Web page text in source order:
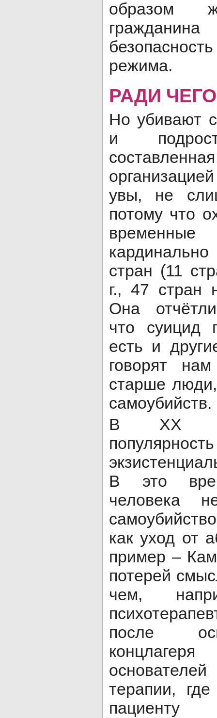
образом
режима.
РАДИ
Но убивают
и
увы, не
потому что
стран (11
г., 47 стран
Она
что суицид
есть и
говорят
старше
В XX
В это
человека
как уход от
пример –
потерей
чем,
после
терапии,